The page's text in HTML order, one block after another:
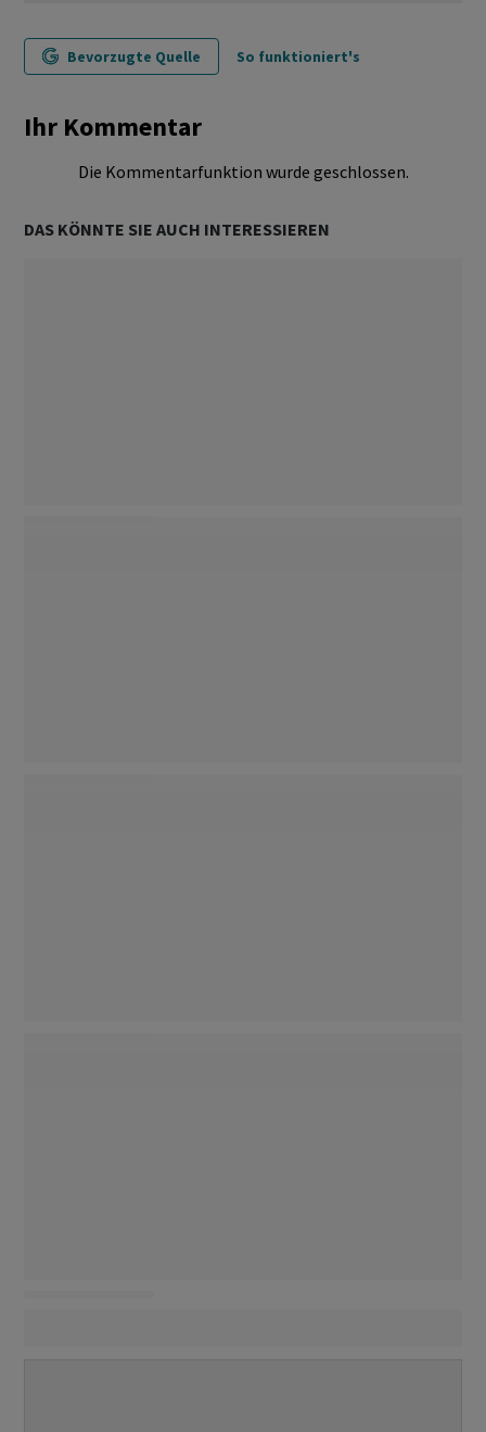
Bevorzugte Quelle So funktioniert's
Ihr Kommentar
Die Kommentarfunktion wurde geschlossen.
DAS KÖNNTE SIE AUCH INTERESSIEREN